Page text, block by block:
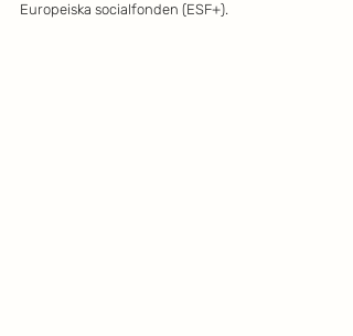
Europeiska socialfonden (ESF+).